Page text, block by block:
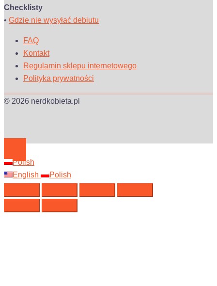
Checklisty
• Gdzie nie wysyłać debiutu
FAQ
Kontakt
Regulamin sklepu internetowego
Polityka prywatności
© 2026 nerdkobieta.pl
Polish
English
Polish